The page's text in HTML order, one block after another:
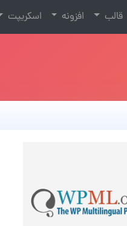
قالب افزونه اسکریپت